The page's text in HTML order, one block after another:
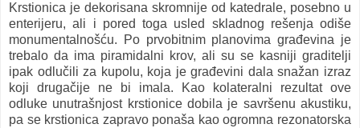
Krstionica je dekorisana skromnije od katedrale, posebno u
enterijeru, ali i pored toga usled skladnog rešenja odiše
monumentalnošću. Po prvobitnim planovima građevina je
trebalo da ima piramidalni krov, ali su se kasniji graditelji
ipak odlučili za kupolu, koja je građevini dala snažan izraz
koji drugačije ne bi imala. Kao kolateralni rezultat ove
odluke unutrašnjost krstionice dobila je savršenu akustiku,
pa se krstionica zapravo ponaša kao ogromna rezonatorska